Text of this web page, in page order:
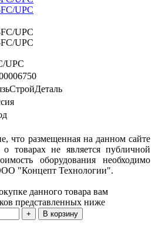
UPC
что размещенная на данном сайте
товарах не является публичной
оборудования необходимо
"Концепт Технологии".
данного товара вам
представленных ниже
В корзину